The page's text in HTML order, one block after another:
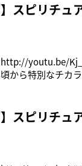
】スピリチ
http://youtu.be/
から特別なチカ
】スピリチ